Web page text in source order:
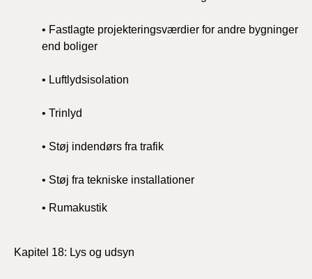
• Fastlagte projekteringsværdier for andre bygninger
end boliger
• Luftlydsisolation
• Trinlyd
• Støj indendørs fra trafik
• Støj fra tekniske installationer
• Rumakustik
Kapitel 18: Lys og udsyn